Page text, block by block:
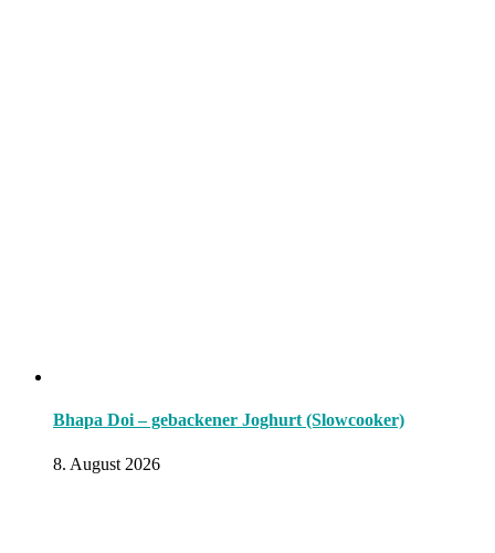
Bhapa Doi – gebackener Joghurt (Slowcooker)
8. August 2026